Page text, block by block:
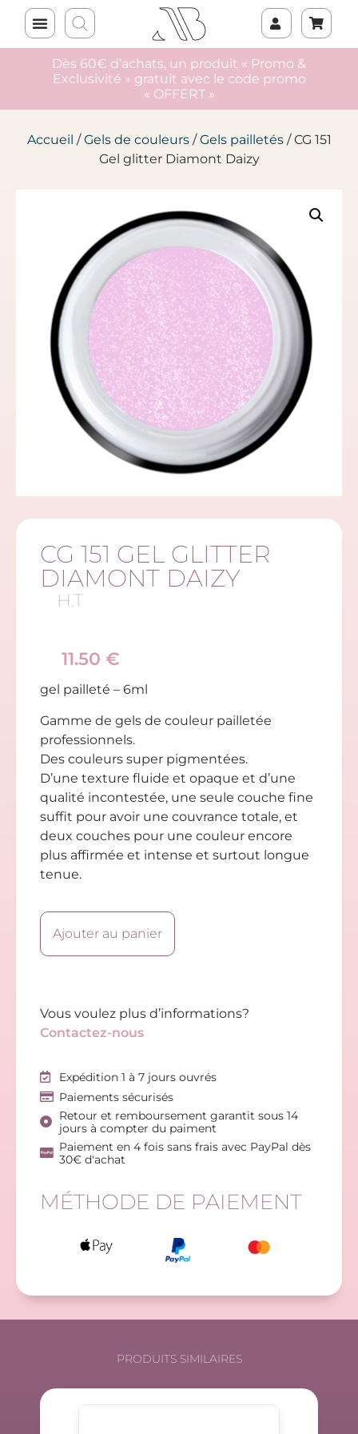
Dès 60€ d’achats, un produit « Promo &
Exclusivité » gratuit avec le code promo
« OFFERT »
Accueil /Gels de couleurs/Gels pailletés/ CG 151
Gel glitter Diamont Daizy
CG 151 GEL GLITTER
DIAMONT DAIZY
H.T
11.50 €
gel pailleté – 6ml
Gamme de gels de couleur pailletée
professionnels.
Des couleurs super pigmentées.
D’une texture fluide et opaque et d’une
qualité incontestée, une seule couche fine
suffit pour avoir une couvrance totale, et
deux couches pour une couleur encore
plus affirmée et intense et surtout longue
tenue.
Ajouter au panier
Vous voulez plus d’informations?
Contactez-nous
Expédition 1 à 7 jours ouvrés
Paiements sécurisés
Retour et remboursement garantit sous 14
jours à compter du paiment
Paiement en 4 fois sans frais avec PayPal dès
30€ d'achat
MÉTHODE DE PAIEMENT
PRODUITS SIMILAIRES